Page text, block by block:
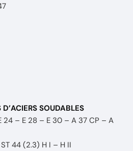
SOUDABLES
24 – E 28 – E 30 – A 37 CP – A
44 (2.3) H I – H II